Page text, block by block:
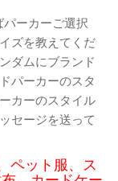
パーカーご選択
ズを教えてくだ
ダムにブランド
パーカーのスタ
カーのスタイル
セージを送って
ペット服、ス